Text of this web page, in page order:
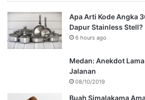
Apa Arti Kode Angka
Dapur Stainless Stell?
6 hours ago
Medan: Anekdot
Jalanan
08/10/2019
Buah Simalakama